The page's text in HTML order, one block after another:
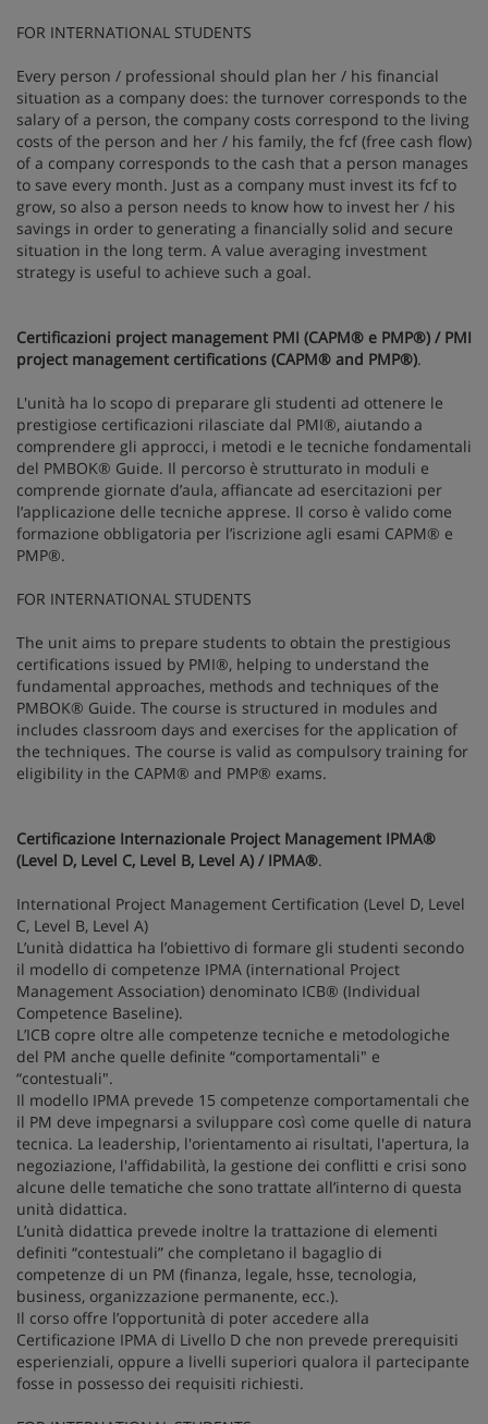
FOR INTERNATIONAL STUDENTS
Every person / professional should plan her / his financial
situation as a company does: the turnover corresponds to the
salary of a person, the company costs correspond to the living
costs of the person and her / his family, the fcf (free cash flow)
of a company corresponds to the cash that a person manages
to save every month. Just as a company must invest its fcf to
grow, so also a person needs to know how to invest her / his
savings in order to generating a financially solid and secure
situation in the long term. A value averaging investment
strategy is useful to achieve such a goal.
Certificazioni project management PMI (CAPM® e PMP®) / PMI
project management certifications (CAPM® and PMP®).
L'unità ha lo scopo di preparare gli studenti ad ottenere le
prestigiose certificazioni rilasciate dal PMI®, aiutando a
comprendere gli approcci, i metodi e le tecniche fondamentali
del PMBOK® Guide. Il percorso è strutturato in moduli e
comprende giornate d’aula, affiancate ad esercitazioni per
l’applicazione delle tecniche apprese. Il corso è valido come
formazione obbligatoria per l’iscrizione agli esami CAPM® e
PMP®.
FOR INTERNATIONAL STUDENTS
The unit aims to prepare students to obtain the prestigious
certifications issued by PMI®, helping to understand the
fundamental approaches, methods and techniques of the
PMBOK® Guide. The course is structured in modules and
includes classroom days and exercises for the application of
the techniques. The course is valid as compulsory training for
eligibility in the CAPM® and PMP® exams.
Certificazione Internazionale Project Management IPMA®
(Level D, Level C, Level B, Level A) / IPMA®.
International Project Management Certification (Level D, Level
C, Level B, Level A)
L’unità didattica ha l’obiettivo di formare gli studenti secondo
il modello di competenze IPMA (international Project
Management Association) denominato ICB® (Individual
Competence Baseline).
L’ICB copre oltre alle competenze tecniche e metodologiche
del PM anche quelle definite “comportamentali" e
“contestuali".
Il modello IPMA prevede 15 competenze comportamentali che
il PM deve impegnarsi a sviluppare così come quelle di natura
tecnica. La leadership, l'orientamento ai risultati, l'apertura, la
negoziazione, l'affidabilità, la gestione dei conflitti e crisi sono
alcune delle tematiche che sono trattate all’interno di questa
unità didattica.
L’unità didattica prevede inoltre la trattazione di elementi
definiti “contestuali” che completano il bagaglio di
competenze di un PM (finanza, legale, hsse, tecnologia,
business, organizzazione permanente, ecc.).
Il corso offre l’opportunità di poter accedere alla
Certificazione IPMA di Livello D che non prevede prerequisiti
esperienziali, oppure a livelli superiori qualora il partecipante
fosse in possesso dei requisiti richiesti.